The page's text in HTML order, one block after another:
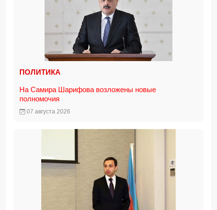
ПОЛИТИКА
На Самира Шарифова возложены новые
полномочия
07 августа 2026